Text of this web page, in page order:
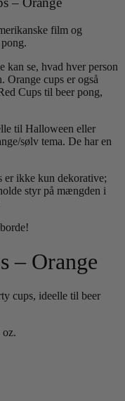
film og
kan se, hvad hver person
Orange cups er også
Cups til beer pong,
til Halloween eller
sølv tema. De har en
ikke kun dekorative;
styr på mængden i
– Orange
cups, ideelle til beer
oz.